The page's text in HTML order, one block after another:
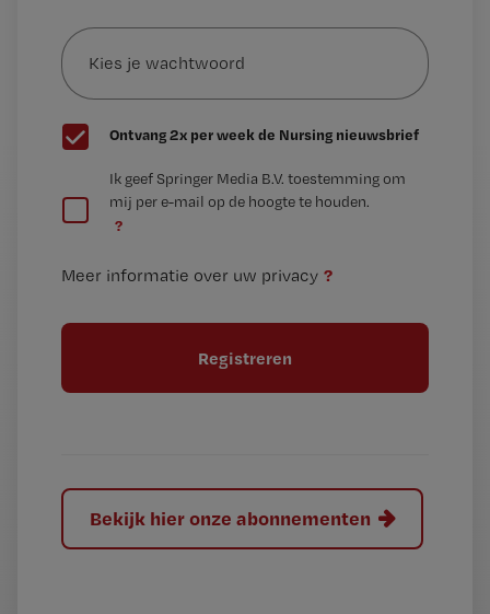
mailadres?
Kies
je
wachtwoord
G
e
t
Ontvang 2x per week de Nursing nieuwsbrief
e
t
l
Ik geef Springer Media B.V. toestemming om
mij per e-mail op de hoogte te houden.
?
Meer informatie over uw privacy ?
Bekijk hier onze abonnementen